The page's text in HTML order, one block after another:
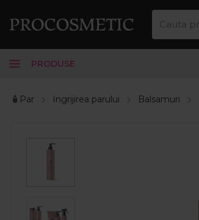
PRODUSE
🧴Par Ingrijirea parului Balsamuri